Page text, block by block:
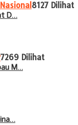
Nasional 8127 Dilihat
D…
7269 Dilihat
M…